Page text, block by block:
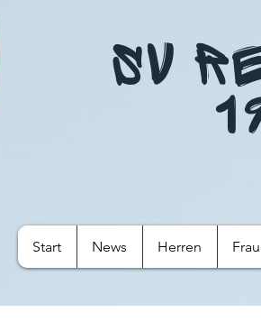
SV
Start News Herren